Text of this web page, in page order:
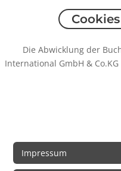
Die Abwicklung der
International GmbH &
Impressum